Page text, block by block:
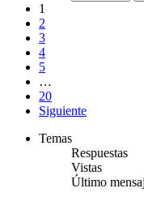
1
2
3
4
5
…
20
Siguiente
Temas
Respuestas
Vistas
Último